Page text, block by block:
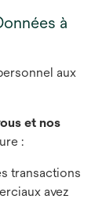
à
aux
et nos
:
transactions
avez